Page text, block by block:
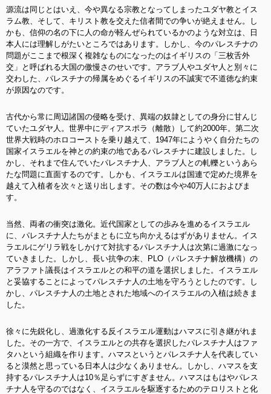
源流は同じとはいえ、今や異なる宗教となってしまったユダヤ教とイス
ラム教、そして、キリスト教を交えた信者間での争いが絶えません。し
かも、信仰の名の下に人の命が軽んぜられているかのような対立は、日
本人には理解しがたいところではあります。しかし、今のパレスチナの
問題がここまで根深く複雑なものになったのはイギリスの「三枚舌外
交」と呼ばれる大国の傲慢さのせいです。アラブ人やユダヤ人と別々に
交わした、パレスチナの帰属をめぐるイギリスの不誠実で不道徳な約束
が原因なのです。
古代から常に周辺諸国の侵略を受け、異端の奴隷としての身分に甘んじ
ていたユダヤ人。世界中にディアスポラ（離散）して約2000年。第二次
世界大戦時のホロコーストを乗り越えて、1947年にようやく自分たちの
国家イスラエルを神との約束の地であるパレスチナに建設しました。し
かし、それまで住んでいたパレスチナ人、アラブ人との軋轢というあら
たな問題に直面するのです。しかも、イスラエルは国連で定めた境界を
越えて入植者を次々と送り出します。その数は今や40万人におよびま
す。
当然、両者の衝突は激化。近代国家としての歩みを進めるイスラエル
に、パレスチナ人たちがまともに立ち向かえるはずがありません。イス
ラエルにゲリラ戦をしかけて対抗するパレスチナ人は次第に過激になっ
ていきました。しかし、長い抗争の末、PLO（パレスチナ解放機構）の
アラファト議長はイスラエルとの和平の道を選択しました。イスラエル
と妥協することによってパレスチナ人の土地を守ろうとしたのです。し
かし、パレスチナ人の土地とされた地域へのイスラエルの入植は続きま
した。
徐々に先鋭化し、過激化する反イスラエル運動はハマスに引き継がれま
した。その一方で、イスラエルとの共存を選択したパレスチナ人はファ
タハという組織を作ります。ハマスというとパレスチナ人を代表してい
ると漠然と思っている日本人は少なくありません。しかし、ハマスを支
持するパレスチナ人は10％足らずにすぎません。ハマスはもはやパレス
チナ人を守るのではなく、イスラエルを駆逐するためのテロリストと化